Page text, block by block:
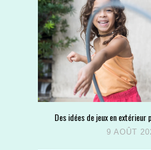
Des idées de jeux en
9 AOÛT